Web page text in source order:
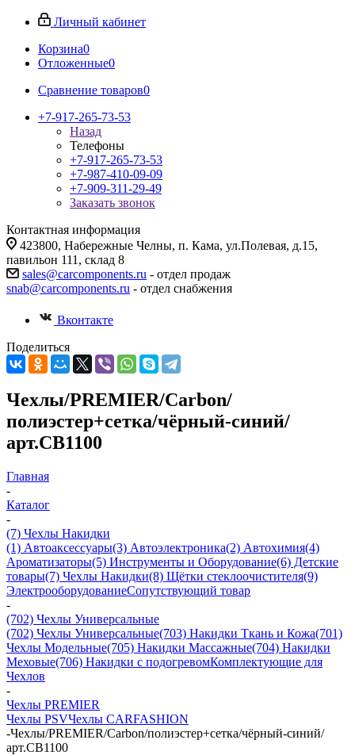
Личный кабинет
Корзина0
Отложенные0
Сравнение товаров0
+7-917-265-73-53
Назад
Телефоны
+7-917-265-73-53
+7-987-410-09-09
+7-909-311-29-49
Заказать звонок
Контактная информация
423800, Набережные Челны, п. Кама, ул.Полевая, д.15,
павильон 111, склад 8
sales@carcomponents.ru - отдел продаж
snab@carcomponents.ru - отдел снабжения
Вконтакте
Поделиться
Чехлы/PREMIER/Carbon/
полиэстер+сетка/чёрный-синий/
арт.CB1100
Главная
-
Каталог
-
(7) Чехлы Накидки
(1) Автоаксессуары(3) Автоэлектроника(2) Автохимия(4)
Ароматизаторы(5) Инструменты и Оборудование(6) Детские
товары(7) Чехлы Накидки(8) Щётки стеклоочистителя(9)
ЭлектрооборудованиеСопутствующий товар
-
(702) Чехлы Универсальные
(702) Чехлы Универсальные(703) Накидки Ткань и Кожа(701)
Чехлы Модельные(705) Накидки Массажные(704) Накидки
Меховые(706) Накидки с подогревомКомплектующие для
Чехлов
-
Чехлы PREMIER
Чехлы PSVЧехлы CARFASHION
-Чехлы/PREMIER/Carbon/полиэстер+сетка/чёрный-синий/
арт.CB1100